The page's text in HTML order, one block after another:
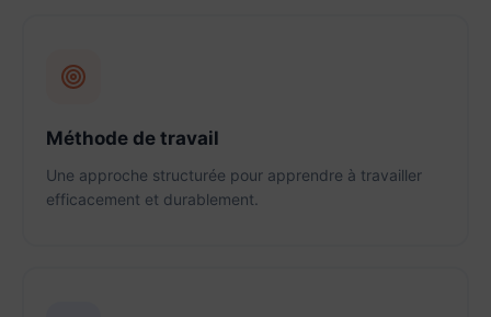
Méthode de travail
Une approche structurée pour apprendre à travailler
efficacement et durablement.